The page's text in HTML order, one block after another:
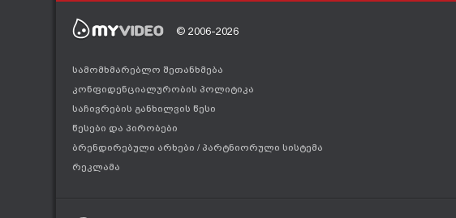
© 2006-2026
სამომხმარებლო შეთანხმება
კონფიდენციალურობის პოლიტიკა
საჩივრების განხილვის წესი
წესები და პირობები
ბრენდირებული არხები / პარტნიორული სისტემა
რეკლამა